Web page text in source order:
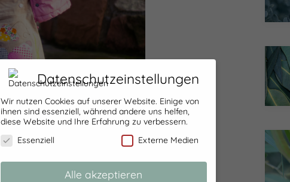
Datenschutzeinstellungen
Wir nutzen Cookies auf unserer Website. Einige von
ihnen sind essenziell, während andere uns helfen,
diese Website und Ihre Erfahrung zu verbessern.
Essenziell
Externe Medien
Alle akzeptieren